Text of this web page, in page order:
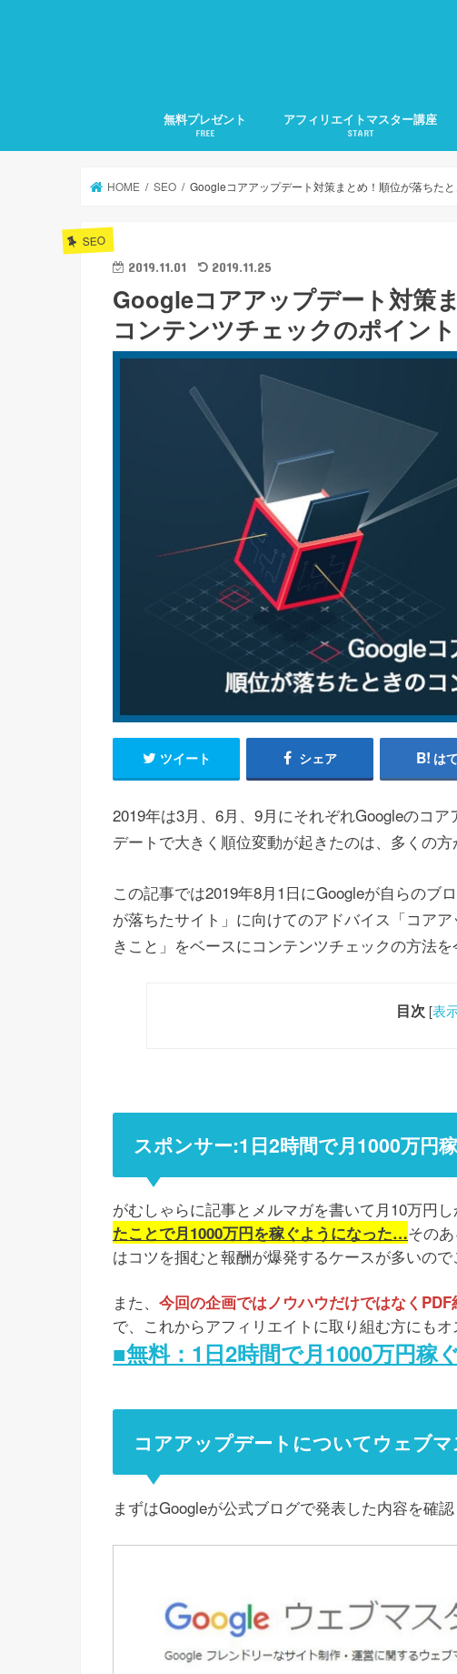
無料プレゼント
FREE
アフィリエイトマスター講座
START
HOME SEO Googleコアアップデート対策まとめ！順位が落ちた
SEO
2019.11.01 2019.11.25
Googleコアアップデート対策
コンテンツチェックのポイント
ツイート シェア は
2019年は3月、6月、9月にそれぞれGoogleのコ
デートで大きく順位変動が起きたのは、多くの
この記事では2019年8月1日にGoogleが自らのブ
が落ちたサイト」に向けてのアドバイス「コア
きこと」をベースにコンテンツチェックの方法
目次 [表
スポンサー:1日2時間で月1000万円
がむしゃらに記事とメルマガを書いて月10万円し
たことで月1000万円を稼ぐようになった…その
はコツを掴むと報酬が爆発するケースが多いので
また、 今回の企画ではノウハウだけではなく
で、これからアフィリエイトに取り組む方にもオ
■無料：1日2時間で月1000万円稼
コアアップデートについてウェブ
まずはGoogleが公式ブログで発表した内容を確認